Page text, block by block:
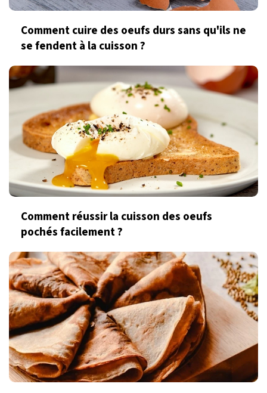
Comment cuire des oeufs durs sans qu'ils ne
se fendent à la cuisson ?
Comment réussir la cuisson des oeufs
pochés facilement ?